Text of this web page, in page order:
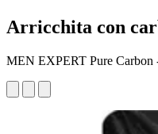
Arricchita con
MEN EXPERT Pure Carbon